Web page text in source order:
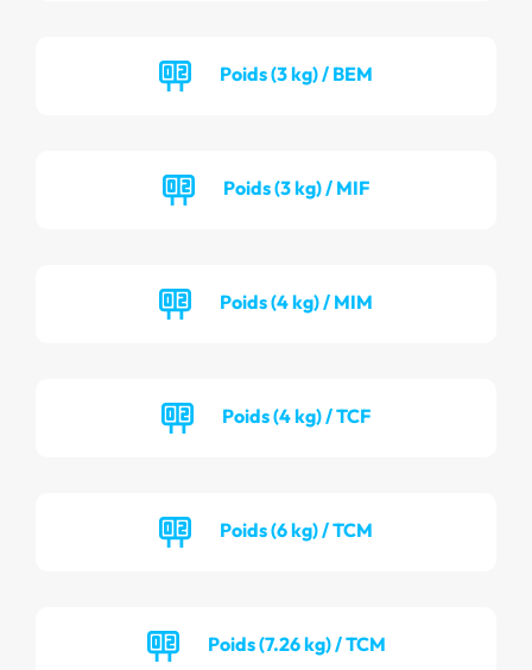
Poids (3 kg) / BEM
Poids (3 kg) / MIF
Poids (4 kg) / MIM
Poids (4 kg) / TCF
Poids (6 kg) / TCM
Poids (7.26 kg) / TCM